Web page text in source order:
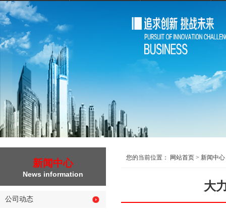
新闻中心
News information
公司动态
您的当前位置： 网站首页 > 新闻中心
大